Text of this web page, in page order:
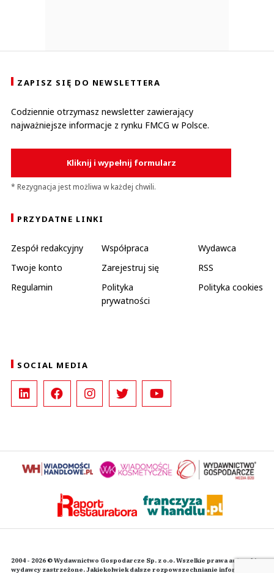
ZAPISZ SIĘ DO NEWSLETTERA
Codziennie otrzymasz newsletter zawierający
najważniejsze informacje z rynku FMCG w Polsce.
Kliknij i wypełnij formularz
* Rezygnacja jest możliwa w każdej chwili.
PRZYDATNE LINKI
Zespół redakcyjny Współpraca
Wydawca
Twoje konto
Zarejestruj się
RSS
Regulamin
Polityka
prywatności
Polityka cookies
SOCIAL MEDIA
2004 - 2026 © Wydawnictwo Gospodarcze Sp. z o.o. Wszelkie prawa autorskie
wydawcy zastrzeżone. Jakiekolwiek dalsze rozpowszechnianie informacji i